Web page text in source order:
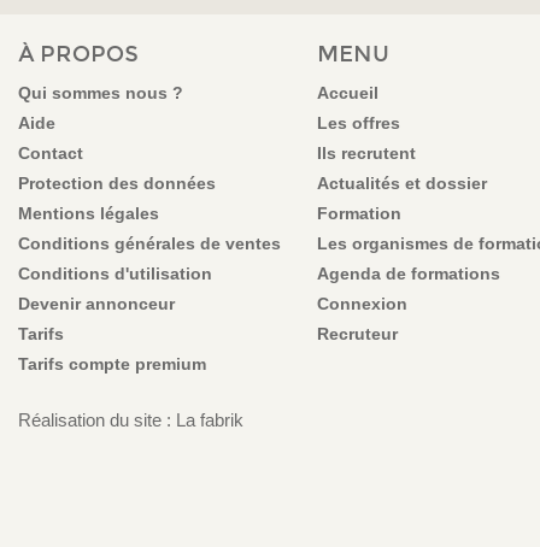
VOUS ÊTES ICI
À PROPOS
Qui sommes nous ?
Aide
Contact
Protection des données
Mentions légales
Conditions générales de ventes
Conditions d'utilisation
Devenir annonceur
Tarifs
Tarifs compte premium
MENU
Accueil
Les offres
Ils recrutent
Actualités et dossier
Formation
Les organismes de
Agenda de formations
Connexion
Recruteur
Réalisation du site : La fabrik